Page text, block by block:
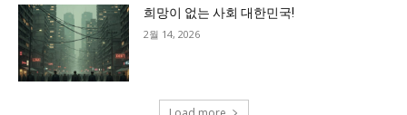
희망이 없는 사회 대한민국!
2월 14, 2026